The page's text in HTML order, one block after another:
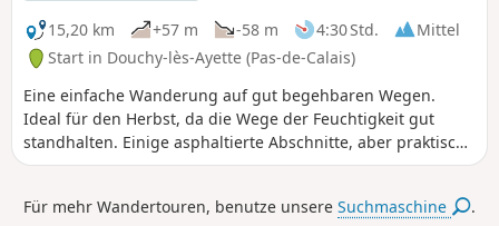
15,20 km
+57 m -58 m 4:30 Std.
Mittel
Start in Douchy-lès-Ayette (Pas-de-Calais)
Eine einfache Wanderung auf gut begehbaren Wegen.
Ideal für den Herbst, da die Wege der Feuchtigkeit gut
standhalten. Einige asphaltierte Abschnitte, aber praktisch
kein motorisierter Verkehr. Die Route führt in der Nähe des
einem kurzen Wegabschnitt am Ortsausgang von Adinfer.
Für mehr Wandertouren, benutze unsereSuchmaschine .